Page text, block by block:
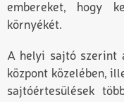
embereket, hogy
környékét.
A helyi sajtó szerint
központ közelében,
sajtóértesülések